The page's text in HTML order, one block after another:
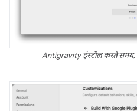
Antigravity इंस्टॉल करते समय,